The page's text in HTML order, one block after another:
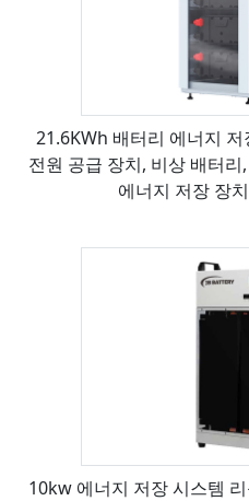
21.6KWh 배터리 에너지 저
전원 공급 장치, 비상 배터
에너지 저장 장
10kw 에너지 저장 시스템